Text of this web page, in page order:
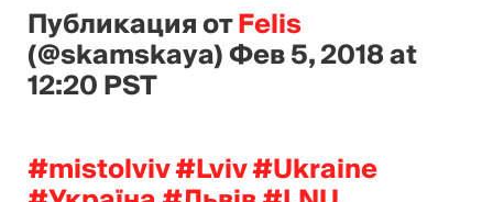
Публикация отFelis
(@skamskaya)Фев 5, 2018 at
12:20 PST
#mistolviv #Lviv #Ukraine